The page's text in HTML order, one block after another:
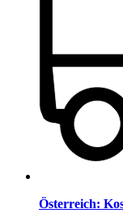
Österreich: